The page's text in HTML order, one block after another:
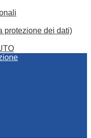
protezione dei dati)